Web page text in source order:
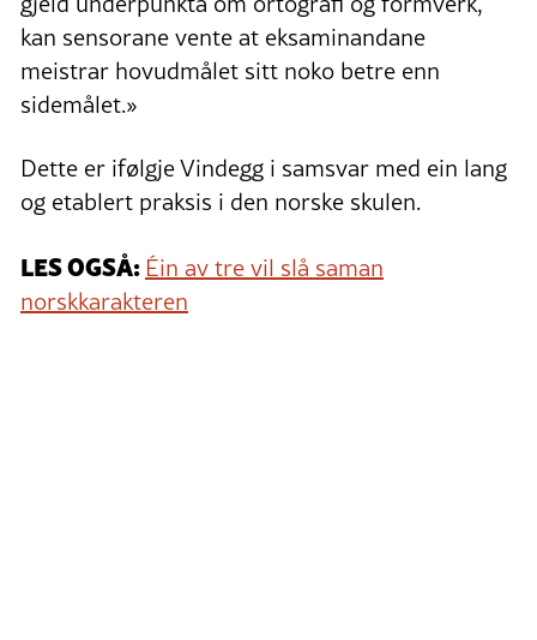
kan sensorane vente at eksaminandane
meistrar hovudmålet sitt noko betre enn
sidemålet.»
Dette er ifølgje Vindegg i samsvar med ein lang
og etablert praksis i den norske skulen.
LES OGSÅ: Éin av tre vil slå saman
norskkarakteren